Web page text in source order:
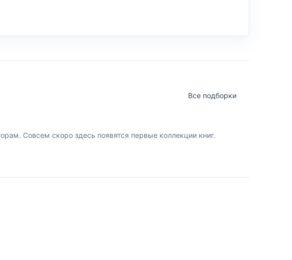
Все подборки
Совсем скоро здесь появятся первые коллекции книг.